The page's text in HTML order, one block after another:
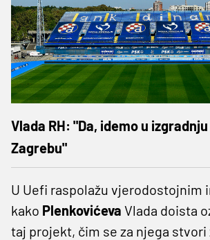
Vlada RH: "Da, idemo u
Zagrebu"
U Uefi raspolažu vjerodostojnim
kako Plenkovićeva Vlada doista
taj projekt, čim se za njega stvori